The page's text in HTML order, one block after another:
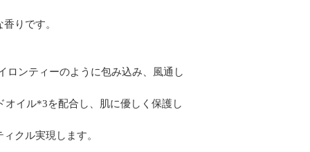
りです。
ロンティーのように包み込み、風通し
イル*3を配合し、肌に優しく保護し
クル実現します。